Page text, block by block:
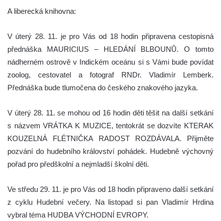
A liberecká knihovna:
V úterý 28. 11. je pro Vás od 18 hodin připravena cestopisná
přednáška MAURICIUS – HLEDÁNÍ BLBOUNŮ. O tomto
nádherném ostrově v Indickém oceánu si s Vámi bude povídat
zoolog, cestovatel a fotograf RNDr. Vladimír Lemberk.
Přednáška bude tlumočena do českého znakového jazyka.
V úterý 28. 11. se mohou od 16 hodin děti těšit na další setkání
s názvem VRÁTKA K MUZICE, tentokrát se dozvíte KTERAK
KOUZELNÁ FLÉTNIČKA RADOST ROZDÁVALA. Přijměte
pozvání do hudebního království pohádek. Hudebně výchovný
pořad pro předškolní a nejmladší školní děti.
Ve středu 29. 11. je pro Vás od 18 hodin připraveno další setkání
z cyklu Hudební večery. Na listopad si pan Vladimír Hrdina
vybral téma HUDBA VÝCHODNÍ EVROPY.